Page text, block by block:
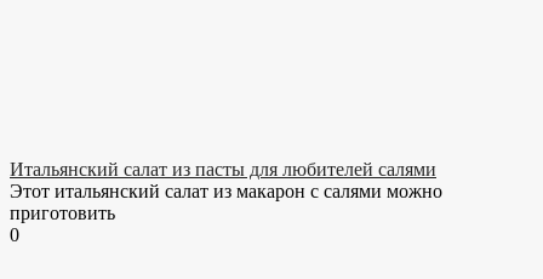
Итальянский салат из пасты для любителей салями
Этот итальянский салат из макарон с салями можно
приготовить
0